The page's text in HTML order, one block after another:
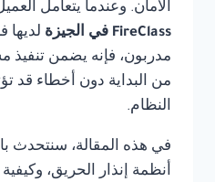
الأمان. وعندما يتعامل
FireClass في الجيزة
مدربون، فإنه يضمن
من البداية دون أخطاء قد
النظام.
في هذه المقالة، سنتحدث
أنظمة إنذار الحريق،